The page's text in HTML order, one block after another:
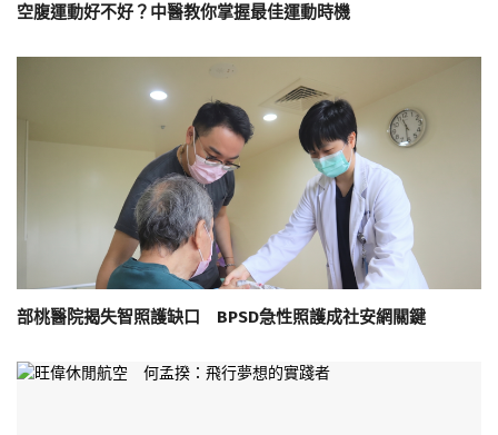
空腹運動好不好？中醫教你掌握最佳運動時機
部桃醫院揭失智照護缺口 BPSD急性照護成社安網關鍵